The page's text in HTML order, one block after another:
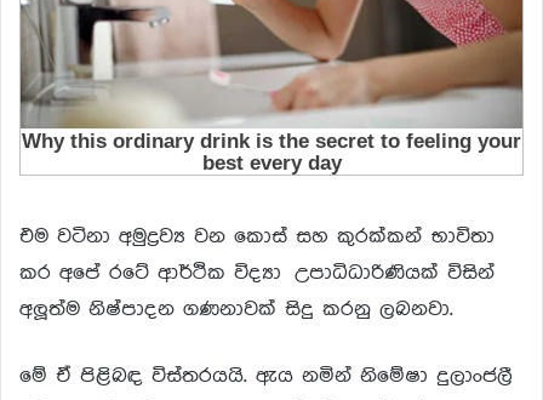
එම වටිනා අමුද්‍රව්‍ය වන කොස් සහ කුරක්කන් භාවිතා
කර අපේ රටේ ආර්ථික විද්‍යා උපාධිධාරිණියක් විසින්
අලූත්ම නිෂ්පාදන ගණනාවක් සිදු කරනු ලබනවා.
මේ ඒ පිළිබඳ විස්තරයයි. ඇය නමින් නිමේෂා දුලාංජලී